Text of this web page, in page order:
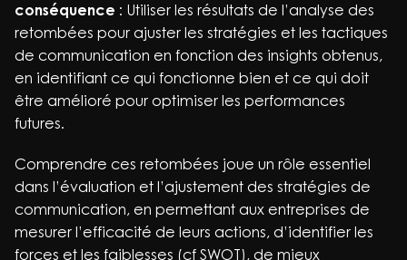
conséquence : Utiliser les résultats de l’analyse des
retombées pour ajuster les stratégies et les tactiques
de communication en fonction des insights obtenus,
en identifiant ce qui fonctionne bien et ce qui doit
être amélioré pour optimiser les performances
futures.
Comprendre ces retombées joue un rôle essentiel
dans l’évaluation et l’ajustement des stratégies de
communication, en permettant aux entreprises de
mesurer l’efficacité de leurs actions, d’identifier les
forces et les faiblesses (cf SWOT), de mieux